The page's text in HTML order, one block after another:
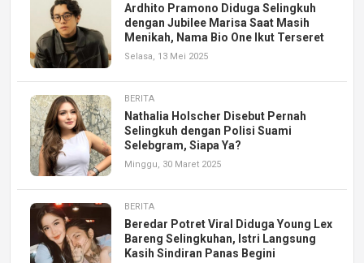
Ardhito Pramono Diduga Selingkuh
dengan Jubilee Marisa Saat Masih
Menikah, Nama Bio One Ikut Terseret
Selasa, 13 Mei 2025
BERITA
Nathalia Holscher Disebut Pernah
Selingkuh dengan Polisi Suami
Selebgram, Siapa Ya?
Minggu, 30 Maret 2025
BERITA
Beredar Potret Viral Diduga Young Lex
Bareng Selingkuhan, Istri Langsung
Kasih Sindiran Panas Begini